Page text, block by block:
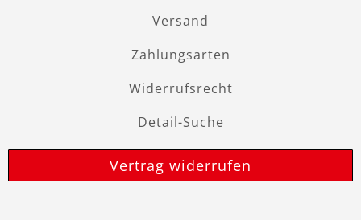
Versand
Zahlungsarten
Widerrufsrecht
Detail-Suche
Vertrag widerrufen